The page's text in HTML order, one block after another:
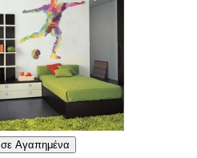
Αγαπημένα